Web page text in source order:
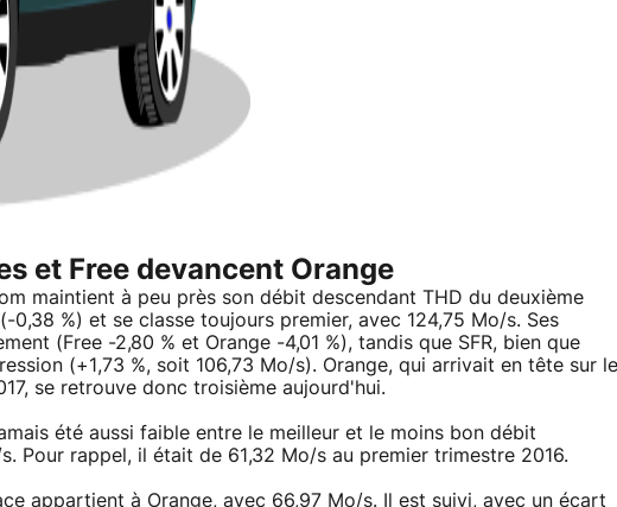
et Free devancent Orange
maintient à peu près son débit descendant THD du deuxième
%) et se classe toujours premier, avec 124,75 Mo/s. Ses
(Free -2,80 % et Orange -4,01 %), tandis que SFR, bien que
(+1,73 %, soit 106,73 Mo/s). Orange, qui arrivait en tête sur le
se retrouve donc troisième aujourd'hui.
été aussi faible entre le meilleur et le moins bon débit
Pour rappel, il était de 61,32 Mo/s au premier trimestre 2016.
appartient à Orange, avec 66,97 Mo/s. Il est suivi, avec un écart